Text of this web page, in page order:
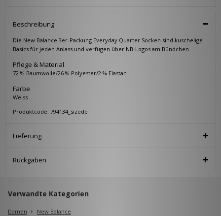
Beschreibung
Die New Balance 3er-Packung Everyday Quarter Socken sind kuschelige
Basics für jeden Anlass und verfügen über NB-Logos am Bündchen.
Pflege & Material
72 % Baumwolle/26 % Polyester/2 % Elastan
Farbe
Weiss
Produktcode: 794134_sizede
Lieferung
Rückgaben
Verwandte Kategorien
Damen
New Balance